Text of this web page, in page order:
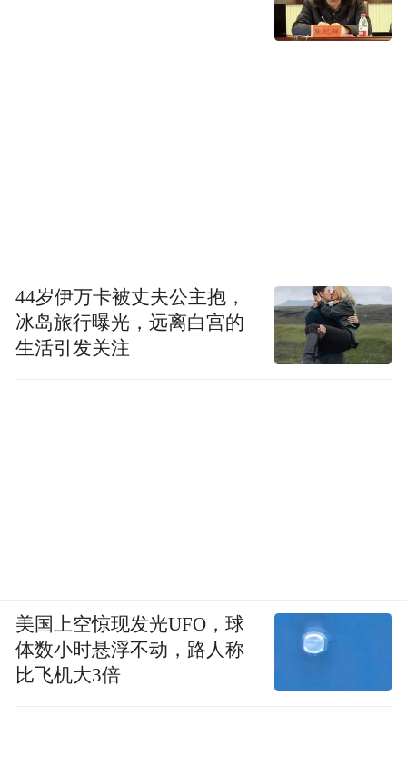
44岁伊万卡被丈夫公主抱，
冰岛旅行曝光，远离白宫的
生活引发关注
美国上空惊现发光UFO，球
体数小时悬浮不动，路人称
比飞机大3倍